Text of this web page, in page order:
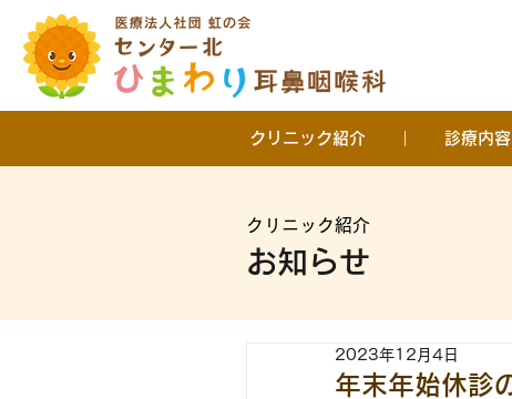
クリニック紹介 診療内容
クリニック紹介
お知らせ
年末年始休診
2023年12月4日